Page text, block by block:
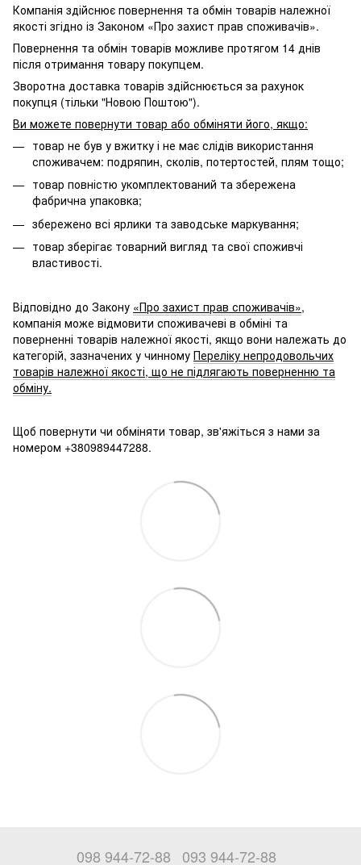
Компанія здійснює повернення та обмін товарів належної
якості згідно із Законом «Про захист прав споживачів».
Повернення та обмін товарів можливе протягом 14 днів
після отримання товару покупцем.
Зворотна доставка товарів здійснюється за рахунок
покупця (тільки "Новою Поштою").
Ви можете повернути товар або обміняти його, якщо:
товар не був у вжитку і не має слідів використання
споживачем: подряпин, сколів, потертостей, плям тощо;
товар повністю укомплектований та збережена
фабрична упаковка;
збережено всі ярлики та заводське маркування;
товар зберігає товарний вигляд та свої споживчі
властивості.
Відповідно до Закону «Про захист прав споживачів»,
компанія може відмовити споживачеві в обміні та
поверненні товарів належної якості, якщо вони належать до
категорій, зазначених у чинному Переліку непродовольчих
товарів належної якості, що не підлягають поверненню та
обміну.
Щоб повернути чи обміняти товар, зв'яжіться з нами за
номером +380989447288.
098 944-72-88 093 944-72-88